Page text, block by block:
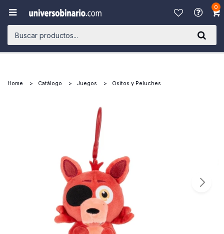
0

Home Catálogo Juegos Ositos y Peluches